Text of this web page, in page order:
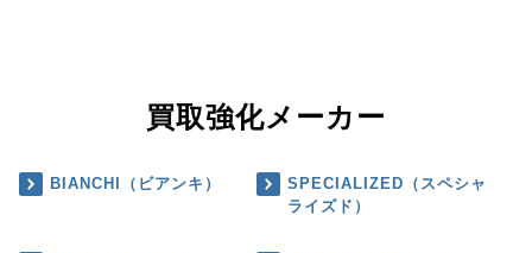
買取強化メーカー
BIANCHI（ビアンキ）
SPECIALIZED（スペシャ
ライズド）